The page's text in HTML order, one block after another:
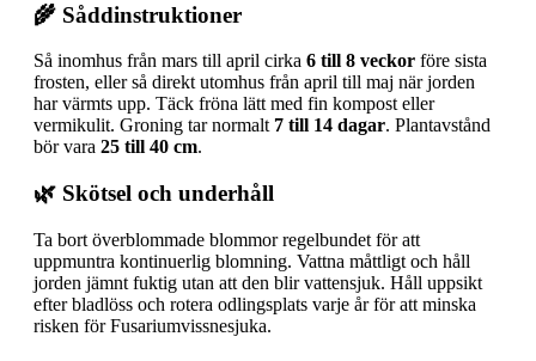
🌾 Såddinstruktioner
Så inomhus från mars till april cirka 6 till 8 veckor före sista
frosten, eller så direkt utomhus från april till maj när jorden
har värmts upp. Täck fröna lätt med fin kompost eller
vermikulit. Groning tar normalt 7 till 14 dagar. Plantavstånd
bör vara 25 till 40 cm.
🌿 Skötsel och underhåll
Ta bort överblommade blommor regelbundet för att
uppmuntra kontinuerlig blomning. Vattna måttligt och håll
jorden jämnt fuktig utan att den blir vattensjuk. Håll uppsikt
efter bladlöss och rotera odlingsplats varje år för att minska
risken för Fusariumvissnesjuka.